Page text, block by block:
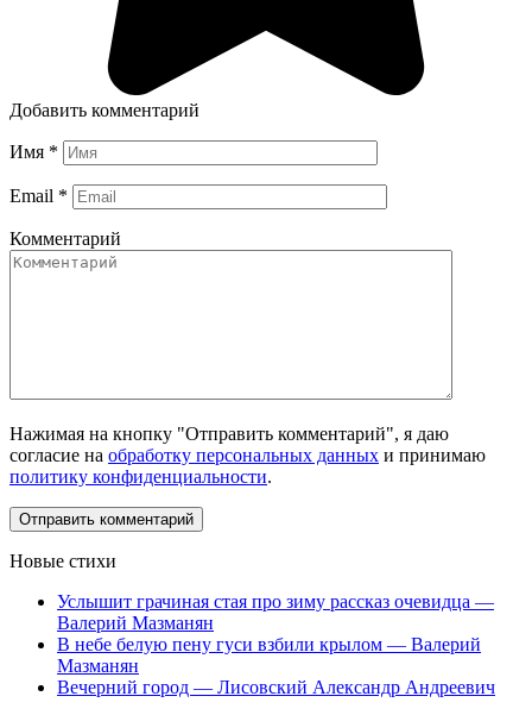
Добавить комментарий
Имя *
Email *
Комментарий
Нажимая на кнопку "Отправить комментарий", я даю
согласие на обработку персональных данных и принимаю
политику конфиденциальности.
Новые стихи
Услышит грачиная стая про зиму рассказ очевидца —
Валерий Мазманян
В небе белую пену гуси взбили крылом — Валерий
Мазманян
Вечерний город — Лисовский Александр Андреевич